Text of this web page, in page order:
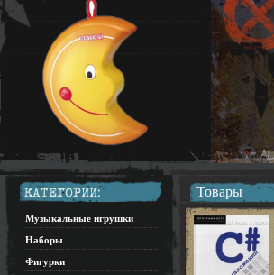
Музыкальные игрушки
Наборы
Фигурки
Товары